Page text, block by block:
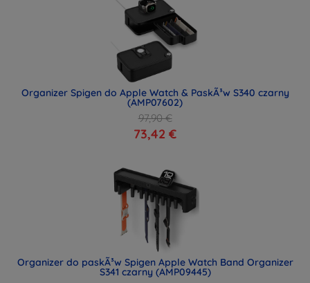
Organizer Spigen do Apple Watch & PaskÃ³w S340 czarny
(AMP07602)
97,90 €
73,42 €
Organizer do paskÃ³w Spigen Apple Watch Band Organizer
S341 czarny (AMP09445)